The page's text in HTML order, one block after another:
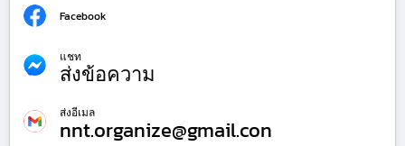
Facebook
แชท
ส่งข้อความ
ส่งอีเมล
nnt.organize@gmail.con